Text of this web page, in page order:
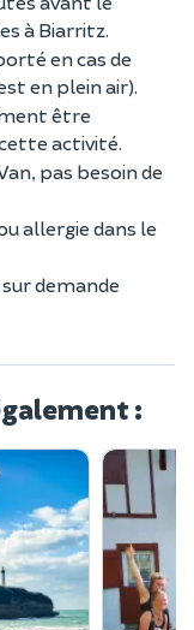
à Biarritz.
en cas de
en plein air).
être
activité.
pas besoin de
allergie dans le
demande
: